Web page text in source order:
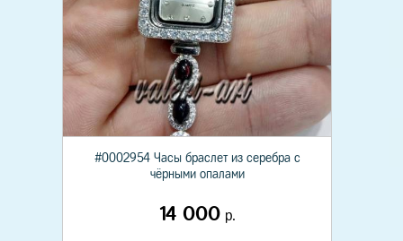
#0002954 Часы браслет из серебра с
чёрными опалами
14 000р.